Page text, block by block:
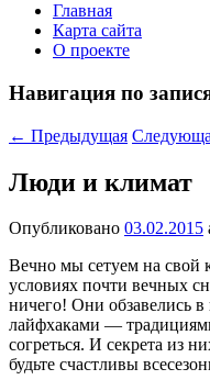
Главная
Карта сайта
О проекте
Навигация по
← Предыдущая
Люди и климат
Опубликовано 03.02.2015
Вечно мы сетуем на свой
условиях почти вечных
ничего! Они обзавелись
лайфхаками —
согреться. И секрета из
будьте счастливы